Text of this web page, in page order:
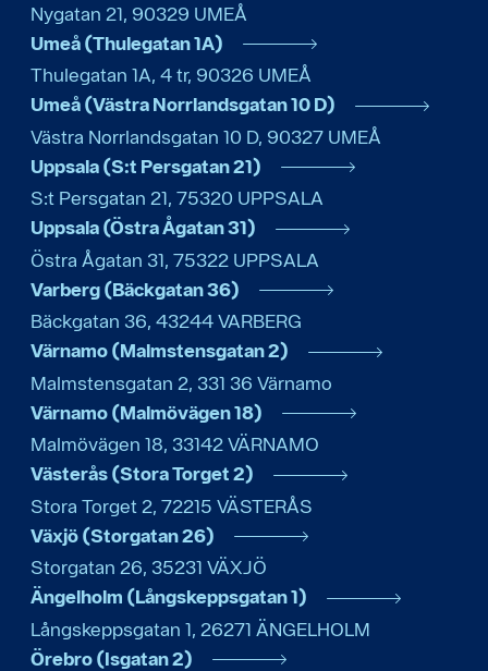
Nygatan 21, 90329 UMEÅ
Umeå (Thulegatan 1A)
Thulegatan 1A, 4 tr, 90326 UMEÅ
Umeå (Västra Norrlandsgatan 10 D)
Västra Norrlandsgatan 10 D, 90327 UMEÅ
Uppsala (S:t Persgatan 21)
S:t Persgatan 21, 75320 UPPSALA
Uppsala (Östra Ågatan 31)
Östra Ågatan 31, 75322 UPPSALA
Varberg (Bäckgatan 36)
Bäckgatan 36, 43244VARBERG
Värnamo (Malmstensgatan 2)
Malmstensgatan 2, 331 36 Värnamo
Värnamo (Malmövägen 18)
Malmövägen 18, 33142VÄRNAMO
Västerås (Stora Torget 2)
Stora Torget 2, 72215 VÄSTERÅS
Växjö (Storgatan 26)
Storgatan 26, 35231 VÄXJÖ
Ängelholm (Långskeppsgatan 1)
Långskeppsgatan 1, 26271 ÄNGELHOLM
Örebro (Isgatan 2)